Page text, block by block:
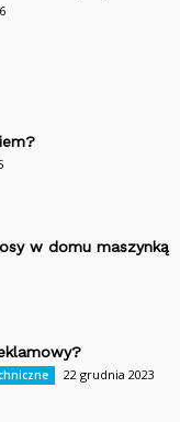
w domu maszynką
22 grudnia 2023